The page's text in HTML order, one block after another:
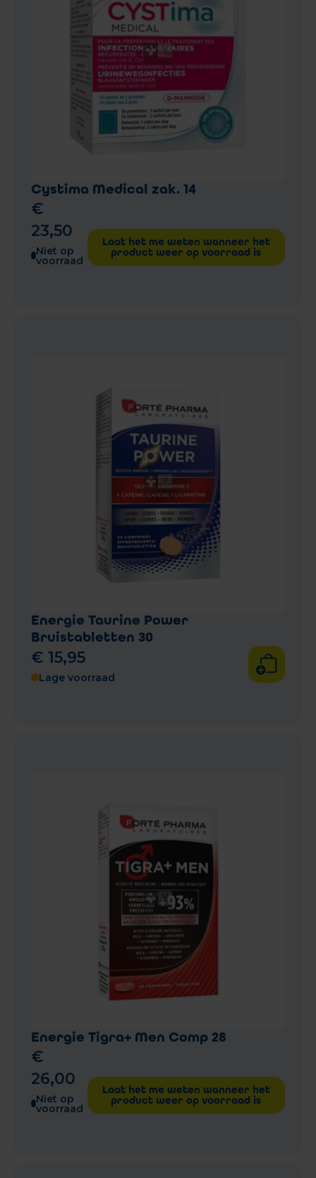
Cystima Medical zak. 14
€
23,50
Niet op
voorraad
Laat het me weten wanneer het
product weer op voorraad is
Energie Taurine Power
Bruistabletten 30
€ 15,95
Lage voorraad
Energie Tigra+ Men Comp 28
€
26,00
Niet op
voorraad
Laat het me weten wanneer het
product weer op voorraad is